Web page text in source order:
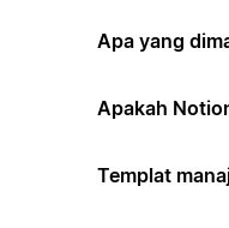
Apa yang
Apakah
Templat